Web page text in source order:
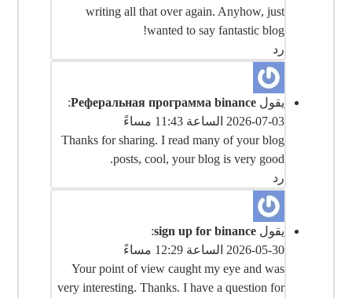
writing all that over again. Anyhow, just
wanted to say fantastic blog!
رد
يقول Реферальная программа binance
:
2026-07-03 الساعة 11:43 مساءً
Thanks for sharing. I read many of your blog
posts, cool, your blog is very good.
رد
يقول sign up for binance
:
2026-05-30 الساعة 12:29 مساءً
Your point of view caught my eye and was
very interesting. Thanks. I have a question for